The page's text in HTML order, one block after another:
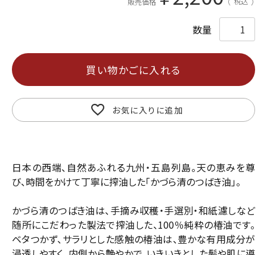
お気に入りに追加
買い物かごに入れる
日本の西端、自然あふれる九州・五島列島。天の恵みを尊
び、時間をかけて丁寧に搾油した「かづら清のつばき油」。
かづら清のつばき油は、手摘み収穫・手選別・和紙濾しなど
随所にこだわった製法で搾油した、100％純粋の椿油です。
ベタつかず、サラリとした感触の椿油は、豊かな有用成分が